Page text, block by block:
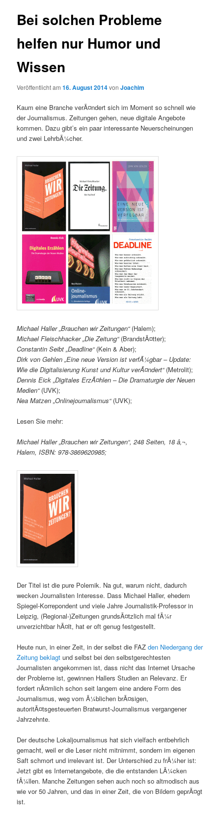
Bei solchen Probleme
helfen nur Humor und
Wissen
Veröffentlicht am16. August 2014vonJoachim
Kaum eine Branche verÃ¤ndert sich im Moment so schnell wie
der Journalismus. Zeitungen gehen, neue digitale Angebote
kommen. Dazu gibt’s ein paar interessante Neuerscheinungen
und zwei LehrbÃ¼cher.
Michael Haller „Brauchen wir Zeitungen“ (Halem);
Michael Fleischhacker „Die Zeitung“(BrandstÃ¤tter);
Constantin Seibt „Deadline“ (Kein & Aber);
Dirk von Gehlen „Eine neue Version ist verfÃ¼gbar – Update:
Wie die Digitalisierung Kunst und Kultur verÃ¤ndert“ (Metrolit);
Dennis Eick „Digitales ErzÃ¤hlen – Die Dramaturgie der Neuen
Medien“ (UVK);
Nea Matzen „Onlinejournalismus“ (UVK);
Lesen Sie mehr:
Michael Haller „Brauchen wir Zeitungen“, 248 Seiten, 18 â‚¬,
Halem, ISBN: 978-3869620985;
Der Titel ist die pure Polemik. Na gut, warum nicht, dadurch
wecken Journalisten Interesse. Dass Michael Haller, ehedem
Spiegel-Korrepondent und viele Jahre Journalistik-Professor in
Leipzig, (Regional-)Zeitungen grundsÃ¤tzlich mal fÃ¼r
unverzichtbar hÃ¤lt, hat er oft genug festgestellt.
Heute nun, in einer Zeit, in der selbst die FAZden Niedergang der
Zeitung beklagt und selbst bei den selbstgerechtesten
Journalisten angekommen ist, dass nicht das Internet Ursache
der Probleme ist, gewinnen Hallers Studien an Relevanz. Er
fordert nÃ¤mlich schon seit langem eine andere Form des
Journalismus, weg vom Ã¼blichen brÃ¤sigen,
autoritÃ¤tsgesteuerten Bratwurst-Journalismus vergangener
Jahrzehnte.
Der deutsche Lokaljournalismus hat sich vielfach entbehrlich
gemacht, weil er die Leser nicht mitnimmt, sondern im eigenen
Saft schmort und irrelevant ist. Der Unterschied zu frÃ¼her ist:
Jetzt gibt es Internetangebote, die die entstanden LÃ¼cken
fÃ¼llen. Manche Zeitungen sehen auch noch so altmodisch aus
wie vor 50 Jahren, und das in einer Zeit, die von Bildern geprÃ¤gt
ist.